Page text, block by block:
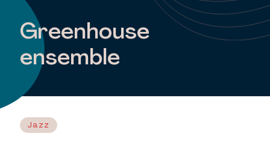
Greenhouse
ensemble
Jazz